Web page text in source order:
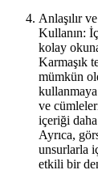
Anlaşılır
Kullanın:
kolay
Karmaşık
mümkün
ve
içeriği
Ayrıca,
unsurlarla
etkili bir